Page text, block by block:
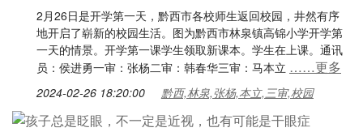
2月26日是开学第一天，黔西市各校师生返回校园，井然有序
地开启了崭新的校园生活。图为黔西市林泉镇高锦小学开学第
一天的情景。开学第一课学生领取新课本。学生在上课。通讯
员：侯进勇一审：张杨二审：韩春华三审：马本立 ……更多
2024-02-26 18:20:00 黔西,林泉,张杨,本立,三审,校园